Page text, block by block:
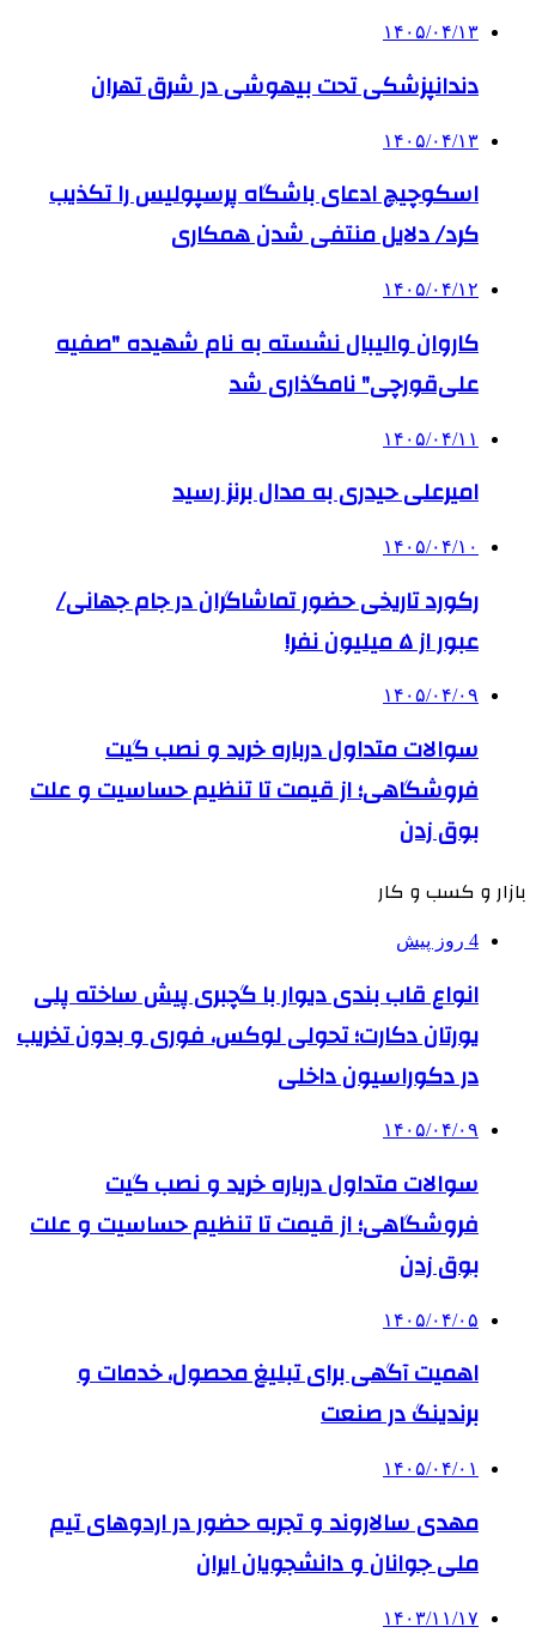
۱۴۰۵/۰۴/۱۳
دندانپزشکی تحت بیهوشی در شرق تهران
۱۴۰۵/۰۴/۱۳
اسکوچیچ ادعای باشگاه پرسپولیس را تکذیب
کرد/ دلایل منتفی شدن همکاری
۱۴۰۵/۰۴/۱۲
کاروان والیبال نشسته به نام شهیده "صفیه
علی‌قورچی" نامگذاری شد
۱۴۰۵/۰۴/۱۱
امیرعلی حیدری به مدال برنز رسید
۱۴۰۵/۰۴/۱۰
رکورد تاریخی حضور تماشاگران در جام جهانی/
عبور از ۵ میلیون نفر!
۱۴۰۵/۰۴/۰۹
سوالات متداول درباره خرید و نصب گیت
فروشگاهی؛ از قیمت تا تنظیم حساسیت و علت
بوق زدن
بازار و کسب و کار
4 روز پیش
انواع قاب بندی دیوار با گچبری پیش ساخته پلی
یورتان دکارت؛ تحولی لوکس، فوری و بدون تخریب
در دکوراسیون داخلی
۱۴۰۵/۰۴/۰۹
سوالات متداول درباره خرید و نصب گیت
فروشگاهی؛ از قیمت تا تنظیم حساسیت و علت
بوق زدن
۱۴۰۵/۰۴/۰۵
اهمیت آگهی برای تبلیغ محصول، خدمات و
برندینگ در صنعت
۱۴۰۵/۰۴/۰۱
مهدی سالاروند و تجربه حضور در اردوهای تیم
ملی جوانان و دانشجویان ایران
۱۴۰۳/۱۱/۱۷